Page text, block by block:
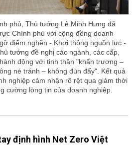
phủ, Thủ tướng Lê Minh Hưng đã
Chính phủ với cộng đồng doanh
điểm nghẽn - Khơi thông nguồn lực -
tướng đề nghị các ngành, các cấp,
động với tinh thần "khẩn trương –
né tránh – không đùn đẩy". Kết quả
nghiệp cảm nhận rõ rệt qua giảm thời
cường lòng tin của doanh nghiệp.
định hình Net Zero Việt